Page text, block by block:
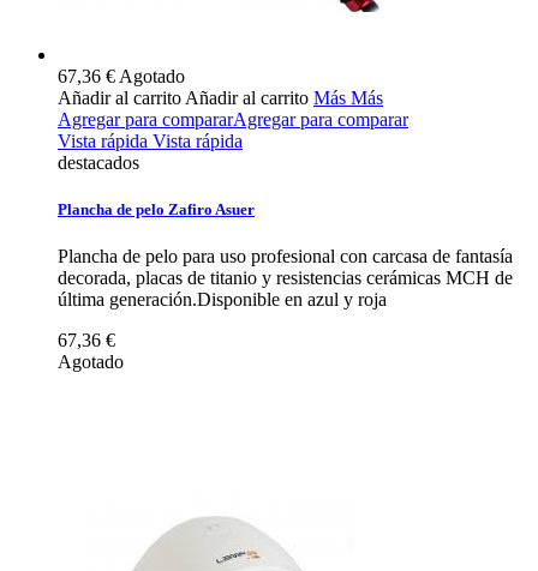
67,36 € Agotado
Añadir al carrito Añadir al carrito Más Más
Agregar para compararAgregar para comparar
Vista rápida Vista rápida
destacados
Plancha de pelo Zafiro Asuer
Plancha de pelo para uso profesional con carcasa de fantasía
decorada, placas de titanio y resistencias cerámicas MCH de
última generación.Disponible en azul y roja
67,36 €
Agotado